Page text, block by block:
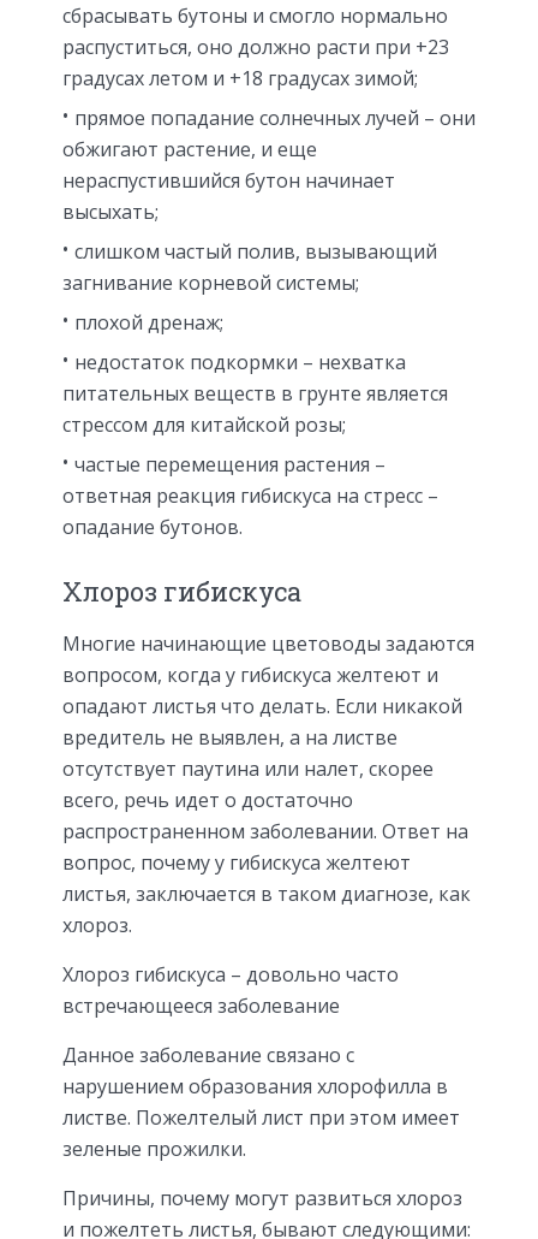
сбрасывать бутоны и смогло нормально
распуститься, оно должно расти при +23
градусах летом и +18 градусах зимой;
прямое попадание солнечных лучей – они
обжигают растение, и еще
нераспустившийся бутон начинает
высыхать;
слишком частый полив, вызывающий
загнивание корневой системы;
плохой дренаж;
недостаток подкормки – нехватка
питательных веществ в грунте является
стрессом для китайской розы;
частые перемещения растения –
ответная реакция гибискуса на стресс –
опадание бутонов.
Хлороз гибискуса
Многие начинающие цветоводы задаются
вопросом, когда у гибискуса желтеют и
опадают листья что делать. Если никакой
вредитель не выявлен, а на листве
отсутствует паутина или налет, скорее
всего, речь идет о достаточно
распространенном заболевании. Ответ на
вопрос, почему у гибискуса желтеют
листья, заключается в таком диагнозе, как
хлороз.
Хлороз гибискуса – довольно часто
встречающееся заболевание
Данное заболевание связано с
нарушением образования хлорофилла в
листве. Пожелтелый лист при этом имеет
зеленые прожилки.
Причины, почему могут развиться хлороз
и пожелтеть листья, бывают следующими: